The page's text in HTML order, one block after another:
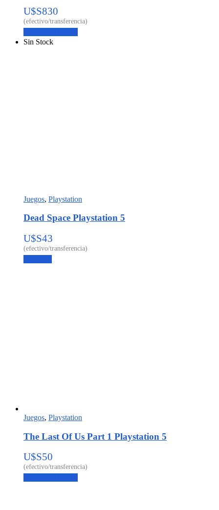
U$S830
Sin Stock
Juegos, Playstation
Dead Space Playstation 5
U$S43
Juegos, Playstation
The Last Of Us Part 1 Playstation 5
U$S50